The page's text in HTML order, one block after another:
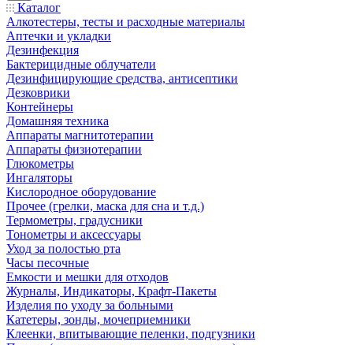
Каталог
Алкотестеры, тесты и расходные материалы
Аптечки и укладки
Дезинфекция
Бактерицидные облучатели
Дезинфицирующие средства, антисептики
Дезковрики
Контейнеры
Домашняя техника
Аппараты магнитотерапии
Аппараты физиотерапии
Глюкометры
Ингаляторы
Кислородное оборудование
Прочее (грелки, маска для сна и т.д.)
Термометры, градусники
Тонометры и аксессуары
Уход за полостью рта
Часы песочные
Емкости и мешки для отходов
Журналы, Индикаторы, Крафт-Пакеты
Изделия по уходу за больными
Катетеры, зонды, мочеприемники
Клеенки, впитывающие пеленки, подгузники